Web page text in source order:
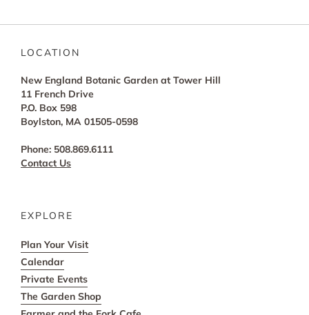
LOCATION
New England Botanic Garden at Tower Hill
11 French Drive
P.O. Box 598
Boylston, MA 01505-0598
Phone: 508.869.6111
Contact Us
EXPLORE
Plan Your Visit
Calendar
Private Events
The Garden Shop